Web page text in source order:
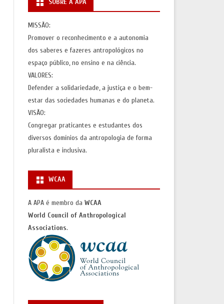
SOBRE A APA
MISSÃO:
Promover o reconhecimento e a autonomia
dos saberes e fazeres antropológicos no
espaço público, no ensino e na ciência.
VALORES:
Defender a solidariedade, a justiça e o bem-
estar das sociedades humanas e do planeta.
VISÃO:
Congregar praticantes e estudantes dos
diversos domínios da antropologia de forma
pluralista e inclusiva.
WCAA
A APA é membro da WCAA
World Council of Anthropological
Associations.